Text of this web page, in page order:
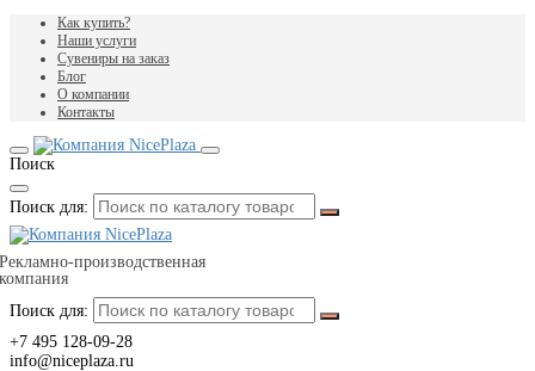
Как купить?
Наши услуги
Сувениры на заказ
Блог
О компании
Контакты
Поиск
Поиск для:
Рекламно-производственная
компания
Поиск для:
+7 495 128-09-28
info@niceplaza.ru